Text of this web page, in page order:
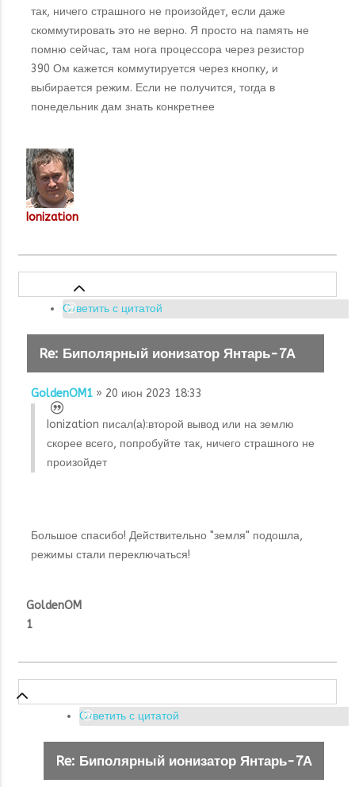
так, ничего страшного не произойдет, если даже
скоммутировать это не верно. Я просто на память не
помню сейчас, там нога процессора через резистор
390 Ом кажется коммутируется через кнопку, и
выбирается режим. Если не получится, тогда в
понедельник дам знать конкретнее
Ionization
Ответить с цитатой
Re: Биполярный ионизатор Янтарь-7А
GoldenOM1 » 20 июн 2023 18:33
Ionization писал(а):второй вывод или на землю
скорее всего, попробуйте так, ничего страшного не
произойдет
Большое спасибо! Действительно "земля" подошла,
режимы стали переключаться!
GoldenOM
1
Ответить с цитатой
Re: Биполярный ионизатор Янтарь-7А